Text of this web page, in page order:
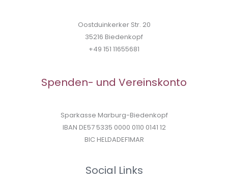
Oostduinkerker Str. 20
35216 Biedenkopf
+49 151 11655681
Spenden- und Vereinskonto
Sparkasse Marburg-Biedenkopf
IBAN DE57 5335 0000 0110 0141 12
BIC HELDADEF1MAR
Social Links